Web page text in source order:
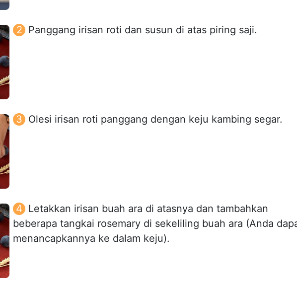
Panggang irisan roti dan susun di atas piring saji.
Olesi irisan roti panggang dengan keju kambing segar.
Letakkan irisan buah ara di atasnya dan tambahkan
beberapa tangkai rosemary di sekeliling buah ara (Anda
menancapkannya ke dalam keju).